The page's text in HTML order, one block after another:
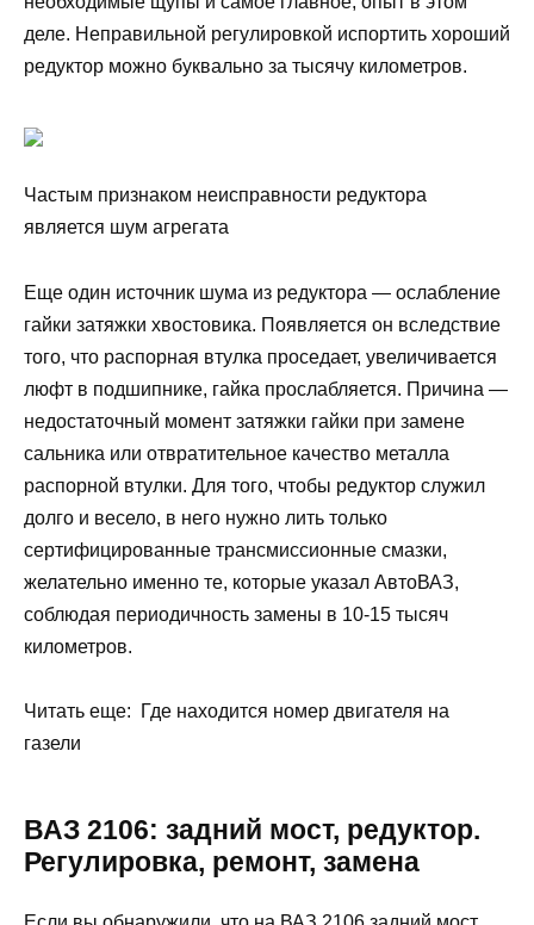
деле. Неправильной регулировкой испортить хороший
редуктор можно буквально за тысячу километров.
Частым признаком неисправности редуктора
является шум агрегата
Еще один источник шума из редуктора — ослабление
гайки затяжки хвостовика. Появляется он вследствие
того, что распорная втулка проседает, увеличивается
люфт в подшипнике, гайка прослабляется. Причина —
недостаточный момент затяжки гайки при замене
сальника или отвратительное качество металла
распорной втулки. Для того, чтобы редуктор служил
долго и весело, в него нужно лить только
сертифицированные трансмиссионные смазки,
желательно именно те, которые указал АвтоВАЗ,
соблюдая периодичность замены в 10-15 тысяч
километров.
Читать еще: Где находится номер двигателя на
газели
ВАЗ 2106: задний мост, редуктор.
Регулировка, ремонт, замена